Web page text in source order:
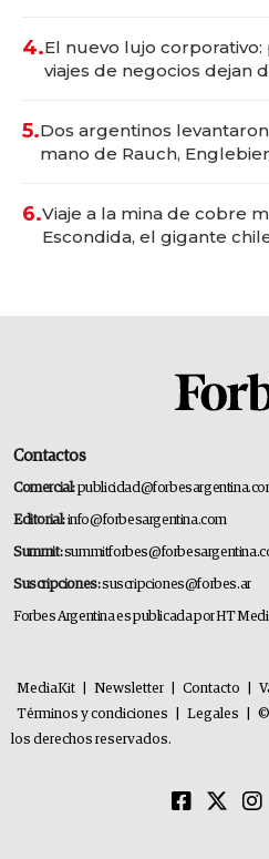
4.El nuevo lujo
viajes de negocios dejan
5.Dos argentinos
mano de Rauch,
6.Viaje a la mina de cobre
Escondida, el gigante
Contactos
Comercial:
Editorial:info@forbesargentina.com
Summit:
Suscripciones:suscripciones@forbes.ar
Forbes Argentina es publicada por HT
MediaKit Newsletter Contacto
Términos y condiciones
Legales
©
los derechos reservados.